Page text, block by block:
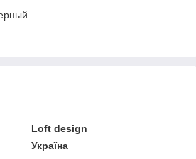
Loft design
Україна